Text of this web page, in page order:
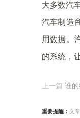
大多数汽
汽车制造
用数据。
的系统，
上一篇 谁
重要提醒： 文